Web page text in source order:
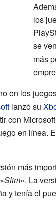
los
se
más
en los
lanzó su
con
en línea.
más
Slim». La
y tenía el